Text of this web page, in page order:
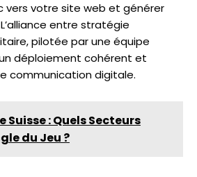
vers votre site web et générer
entre stratégie
pilotée par une équipe
déploiement cohérent et
communication digitale.
Suisse : Quels Secteurs
du Jeu ?